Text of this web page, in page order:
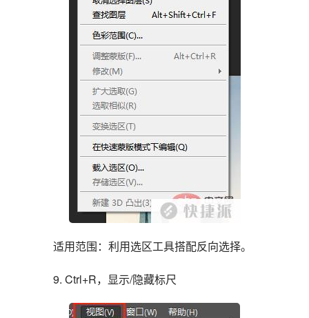
适用范围：利用选区工具搭配反向选择。
9. Ctrl+R，显示/隐藏标尺